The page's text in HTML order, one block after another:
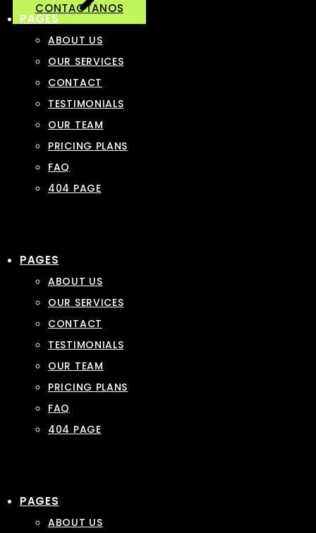
CONTACTANOS
PAGES
ABOUT US
OUR SERVICES
CONTACT
TESTIMONIALS
OUR TEAM
PRICING PLANS
FAQ
404 PAGE
PAGES
ABOUT US
OUR SERVICES
CONTACT
TESTIMONIALS
OUR TEAM
PRICING PLANS
FAQ
404 PAGE
PAGES
ABOUT US